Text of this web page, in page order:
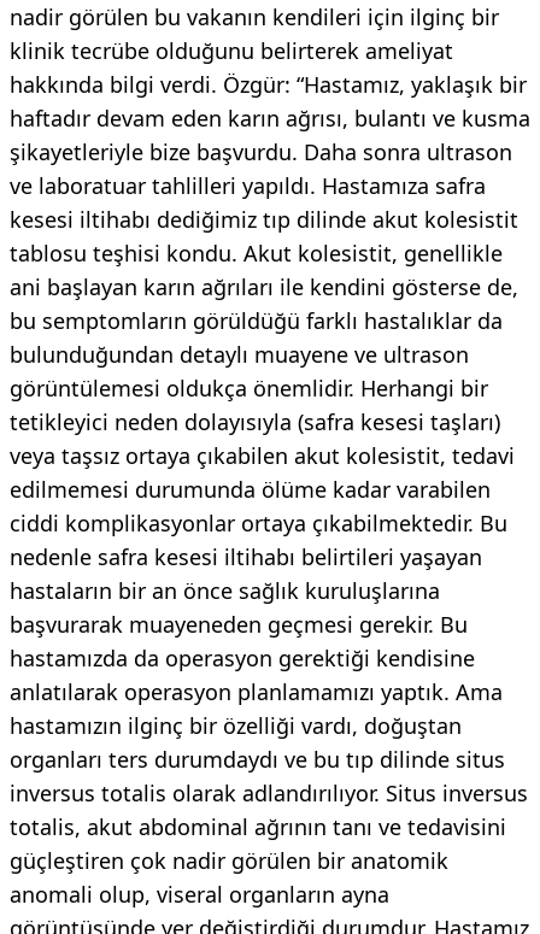
nadir görülen bu vakanın kendileri için ilginç bir
klinik tecrübe olduğunu belirterek ameliyat
hakkında bilgi verdi. Özgür: “Hastamız, yaklaşık bir
haftadır devam eden karın ağrısı, bulantı ve kusma
şikayetleriyle bize başvurdu. Daha sonra ultrason
ve laboratuar tahlilleri yapıldı. Hastamıza safra
kesesi iltihabı dediğimiz tıp dilinde akut kolesistit
tablosu teşhisi kondu. Akut kolesistit, genellikle
ani başlayan karın ağrıları ile kendini gösterse de,
bu semptomların görüldüğü farklı hastalıklar da
bulunduğundan detaylı muayene ve ultrason
görüntülemesi oldukça önemlidir. Herhangi bir
tetikleyici neden dolayısıyla (safra kesesi taşları)
veya taşsız ortaya çıkabilen akut kolesistit, tedavi
edilmemesi durumunda ölüme kadar varabilen
ciddi komplikasyonlar ortaya çıkabilmektedir. Bu
nedenle safra kesesi iltihabı belirtileri yaşayan
hastaların bir an önce sağlık kuruluşlarına
başvurarak muayeneden geçmesi gerekir. Bu
hastamızda da operasyon gerektiği kendisine
anlatılarak operasyon planlamamızı yaptık. Ama
hastamızın ilginç bir özelliği vardı, doğuştan
organları ters durumdaydı ve bu tıp dilinde situs
inversus totalis olarak adlandırılıyor. Situs inversus
totalis, akut abdominal ağrının tanı ve tedavisini
güçleştiren çok nadir görülen bir anatomik
anomali olup, viseral organların ayna
görüntüsünde yer değiştirdiği durumdur. Hastamız